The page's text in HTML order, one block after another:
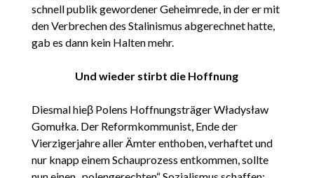
schnell publik gewordener Geheimrede, in der er mit
den Verbrechen des Stalinismus abgerechnet hatte,
gab es dann kein Halten mehr.
Und wieder stirbt die Hoffnung
Diesmal hieβ Polens Hoffnungsträger Władysław
Gomułka. Der Reformkommunist, Ende der
Vierzigerjahre aller Ämter enthoben, verhaftet und
nur knapp einem Schauprozess entkommen, sollte